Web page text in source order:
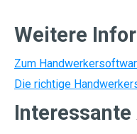
Weitere
Zum
Die richtige
Interessante